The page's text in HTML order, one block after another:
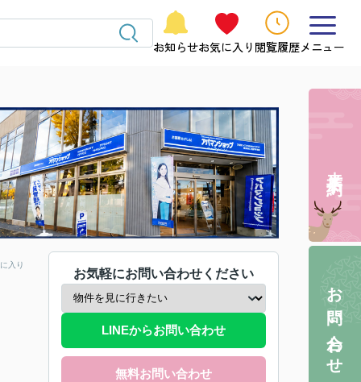
お知らせお気に入り 閲覧履歴メニュー
入り
お気軽にお問い合わせください
LINEからお問い合わせ
無料お問い合わせ
お問い合わせ